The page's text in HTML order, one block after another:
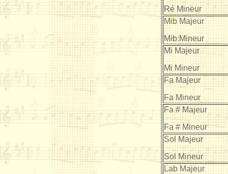
Ré Mineur
Mib Majeur
Mib:Mineur
Mi Majeur
Mi Mineur
Fa Majeur
Fa Mineur
Fa # Majeur
Fa # Mineur
Sol Majeur
Sol Mineur
Lab Majeur